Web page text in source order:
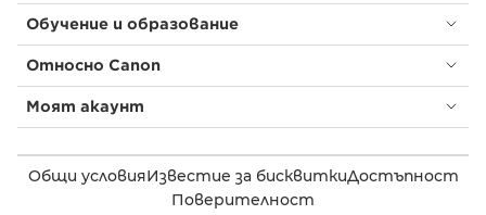
Обучение и образование
Относно Canon
Моят акаунт
Общи условияИзвестие за бисквиткиДостъпност
Поверителност